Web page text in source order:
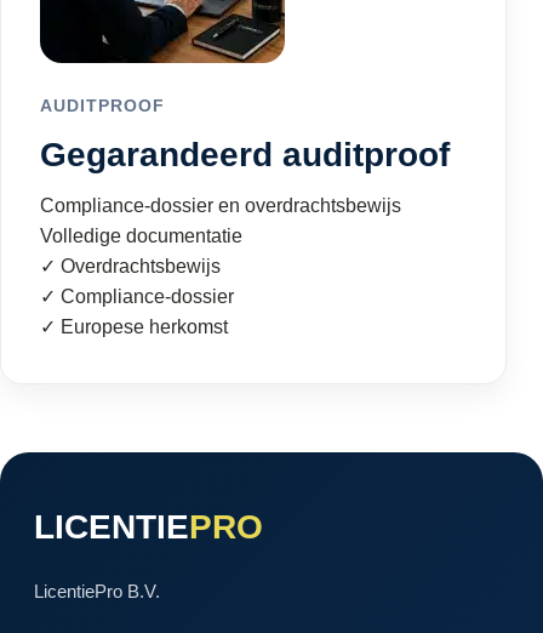
AUDITPROOF
Gegarandeerd auditproof
Compliance-dossier en overdrachtsbewijs
Volledige documentatie
✓ Overdrachtsbewijs
✓ Compliance-dossier
✓ Europese herkomst
LICENTIEPRO
LicentiePro B.V.